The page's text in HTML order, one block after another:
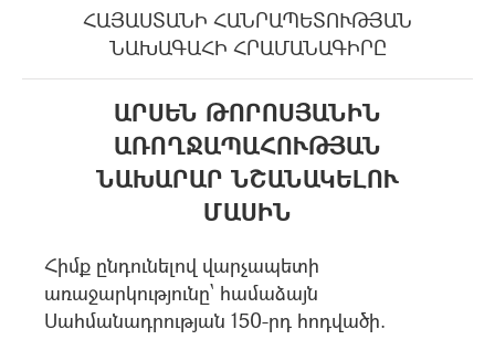
ՀԱՅԱՍՏԱՆԻ ՀԱՆՐԱՊԵՏՈՒԹՅԱՆ
ՆԱԽԱԳԱՀԻ ՀՐԱՄԱՆԱԳԻՐԸ
ԱՐՍԵՆ ԹՈՐՈՍՅԱՆԻՆ
ԱՌՈՂՋԱՊԱՀՈՒԹՅԱՆ
ՆԱԽԱՐԱՐ ՆՇԱՆԱԿԵԼՈՒ
ՄԱՍԻՆ
Հիմք ընդունելով վարչապետի
առաջարկությունը` համաձայն
Սահմանադրության 150-րդ հոդվածի.